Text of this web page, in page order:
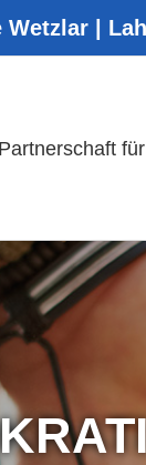
|
Partnerschaft